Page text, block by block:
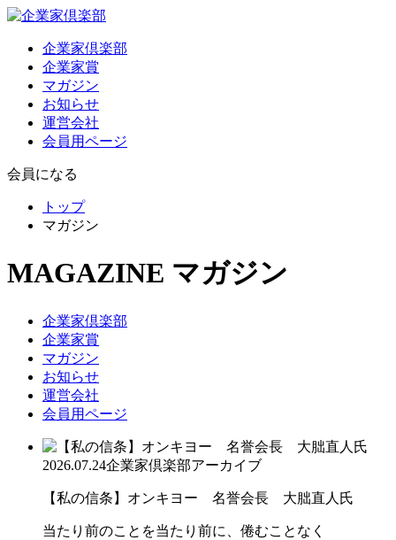
企業家倶楽部
企業家賞
マガジン
お知らせ
運営会社
会員用ページ
会員になる
トップ
マガジン
MAGAZINE マガジン
企業家倶楽部
企業家賞
マガジン
お知らせ
運営会社
会員用ページ
2026.07.24企業家倶楽部アーカイブ
【私の信条】オンキヨー 名誉会長 大朏直人氏
当たり前のことを当たり前に、倦むことなく